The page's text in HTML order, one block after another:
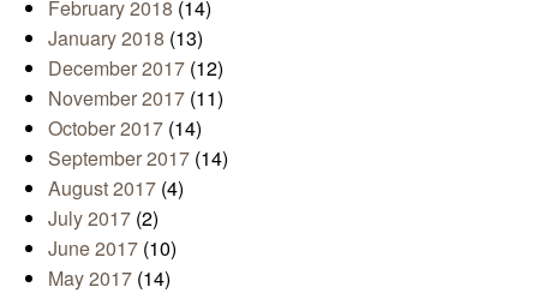
February 2018 (14)
January 2018 (13)
December 2017 (12)
November 2017 (11)
October 2017 (14)
September 2017 (14)
August 2017 (4)
July 2017 (2)
June 2017 (10)
May 2017 (14)